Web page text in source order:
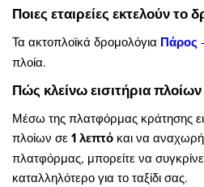
Ποιες εταιρείες εκτελούν
Τα ακτοπλοϊκά δρομολόγια Πάρος-
πλοία.
Πώς κλείνω εισιτήρια
Μέσω της πλατφόρμας κράτησης
πλοίων σε1 λεπτό και να
πλατφόρμας, μπορείτε να
καταλληλότερο για το ταξίδι σας.